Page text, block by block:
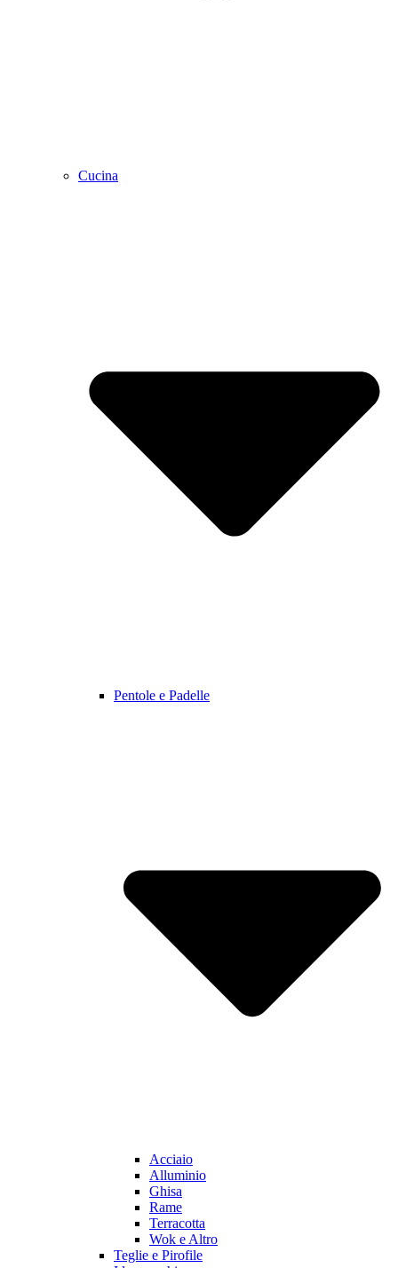
Cucina
Pentole e Padelle
Acciaio
Alluminio
Ghisa
Rame
Terracotta
Wok e Altro
Teglie e Pirofile